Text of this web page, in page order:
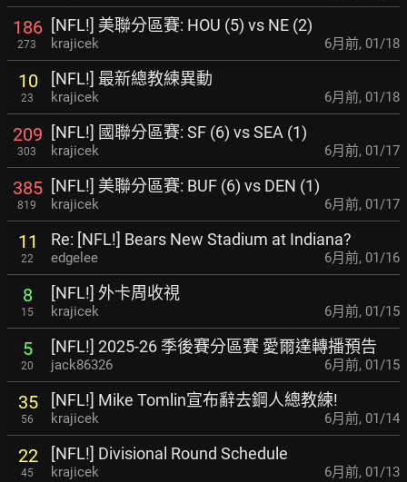
186
273
[NFL!] 美聯分區賽: HOU (5) vs NE (2)
krajicek 6月前, 01/18
10
23
[NFL!] 最新總教練異動
krajicek 6月前, 01/18
209
303
[NFL!] 國聯分區賽: SF (6) vs SEA (1)
krajicek 6月前, 01/17
385
819
[NFL!] 美聯分區賽: BUF (6) vs DEN (1)
krajicek 6月前, 01/17
11
22
Re: [NFL!] Bears New Stadium at Indiana?
edgelee 6月前, 01/16
8
15
[NFL!] 外卡周收視
krajicek 6月前, 01/15
5
20
[NFL!] 2025-26 季後賽分區賽 愛爾達轉播預告
jack86326 6月前, 01/15
35
56
[NFL!] Mike Tomlin宣布辭去鋼人總教練!
krajicek 6月前, 01/14
22
45
[NFL!] Divisional Round Schedule
krajicek 6月前, 01/13